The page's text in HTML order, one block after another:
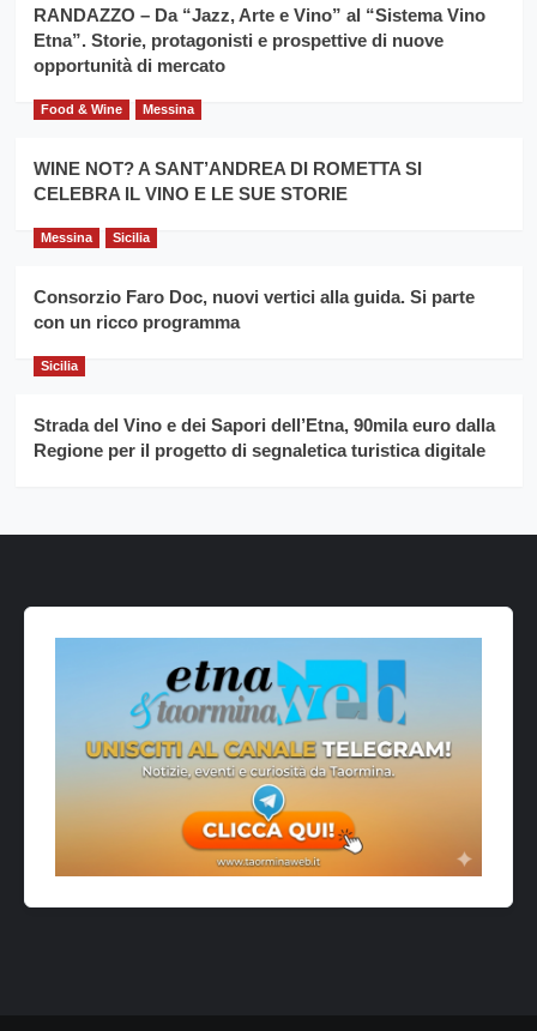
Franco
Caruso
RANDAZZO – Da “Jazz, Arte e Vino” al “Sistema Vino
Etna”. Storie, protagonisti e prospettive di nuove
opportunità di mercato
Food & Wine Messina
WINE NOT? A SANT’ANDREA DI ROMETTA SI
CELEBRA IL VINO E LE SUE STORIE
Messina Sicilia
Consorzio Faro Doc, nuovi vertici alla guida. Si parte
con un ricco programma
Sicilia
Strada del Vino e dei Sapori dell’Etna, 90mila euro dalla
Regione per il progetto di segnaletica turistica digitale